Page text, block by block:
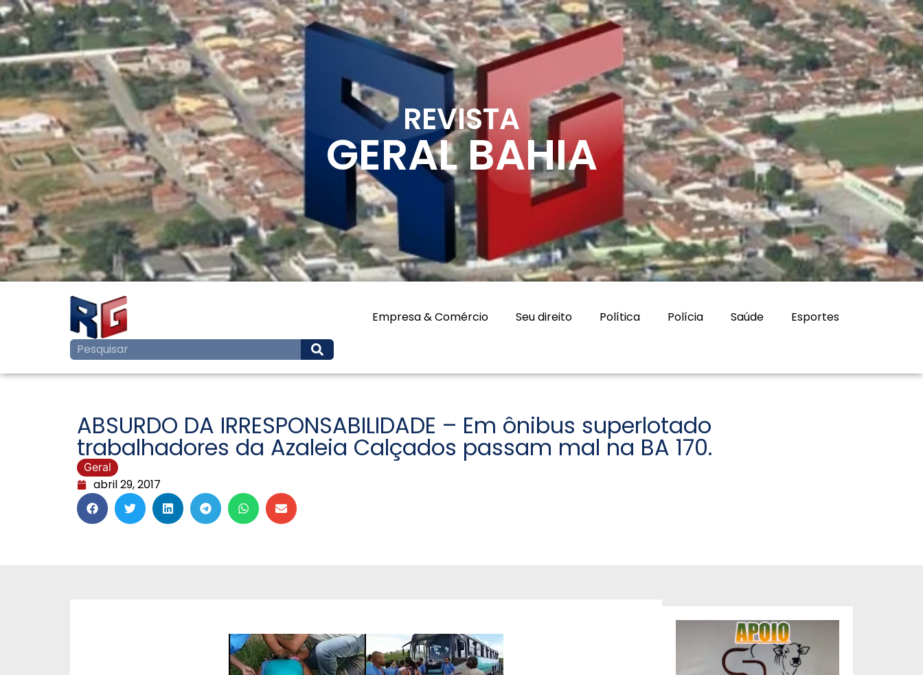
REVISTA
GERAL BAHIA
Empresa & Comércio Seu direito Política Polícia Saúde Esportes
ABSURDO DA IRRESPONSABILIDADE – Em ônibus superlotado
trabalhadores da Azaleia Calçados passam mal na BA 170.
Geral
abril 29, 2017